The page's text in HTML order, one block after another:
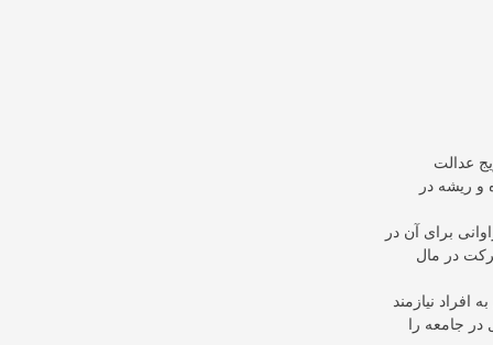
عدالت
و ریشه در
برای آن در
در مال
افراد نیازمند
جامعه را